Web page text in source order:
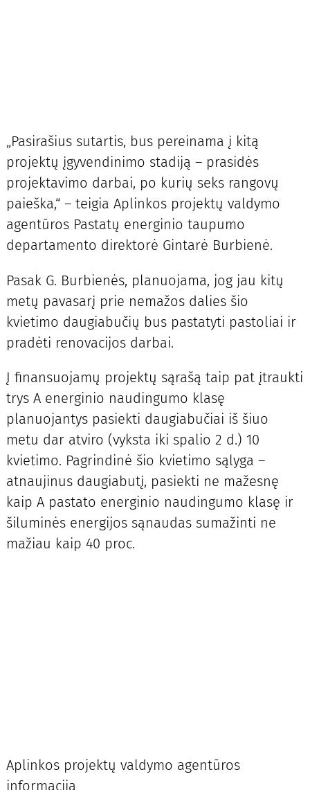
„Pasirašius sutartis, bus pereinama į kitą
projektų įgyvendinimo stadiją – prasidės
projektavimo darbai, po kurių seks rangovų
paieška,“ – teigia Aplinkos projektų valdymo
agentūros Pastatų energinio taupumo
departamento direktorė Gintarė Burbienė.
Pasak G. Burbienės, planuojama, jog jau kitų
metų pavasarį prie nemažos dalies šio
kvietimo daugiabučių bus pastatyti pastoliai ir
pradėti renovacijos darbai.
Į finansuojamų projektų sąrašą taip pat įtraukti
trys A energinio naudingumo klasę
planuojantys pasiekti daugiabučiai iš šiuo
metu dar atviro (vyksta iki spalio 2 d.) 10
kvietimo. Pagrindinė šio kvietimo sąlyga –
atnaujinus daugiabutį, pasiekti ne mažesnę
kaip A pastato energinio naudingumo klasę ir
šiluminės energijos sąnaudas sumažinti ne
mažiau kaip 40 proc.
Aplinkos projektų valdymo agentūros
informacija